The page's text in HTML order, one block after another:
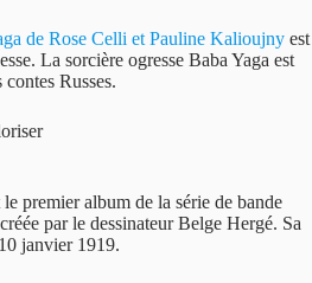
de Rose Celli et Pauline Kalioujny est
La sorcière ogresse Baba Yaga est
Russes.
premier album de la série de bande
par le dessinateur Belge Hergé. Sa
janvier 1919.